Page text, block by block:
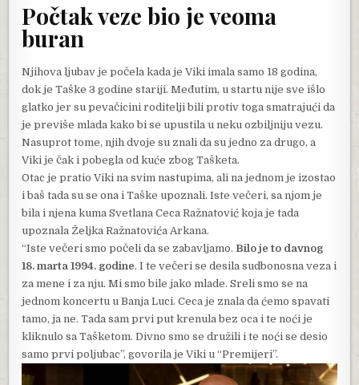
Počtak veze bio je veoma
buran
Njihova ljubav je počela kada je Viki imala samo 18 godina,
dok je Taške 3 godine stariji. Međutim, u startu nije sve išlo
glatko jer su pevačicini roditelji bili protiv toga smatrajući da
je previše mlada kako bi se upustila u neku ozbiljniju vezu.
Nasuprot tome, njih dvoje su znali da su jedno za drugo, a
Viki je čak i pobegla od kuće zbog Tašketa.
Otac je pratio Viki na svim nastupima, ali na jednom je izostao
i baš tada su se ona i Taške upoznali. Iste večeri, sa njom je
bila i njena kuma Svetlana Ceca Ražnatović koja je tada
upoznala Željka Ražnatovića Arkana.
“Iste večeri smo počeli da se zabavljamo. Bilo je to davnog
18. marta 1994. godine. I te večeri se desila sudbonosna veza i
za mene i za nju. Mi smo bile jako mlade. Sreli smo se na
jednom koncertu u Banja Luci. Ceca je znala da ćemo spavati
tamo, ja ne. Tada sam prvi put krenula bez oca i te noći je
kliknulo sa Tašketom. Divno smo se družili i te noći se desio
samo prvi poljubac”, govorila je Viki u “Premijeri”.